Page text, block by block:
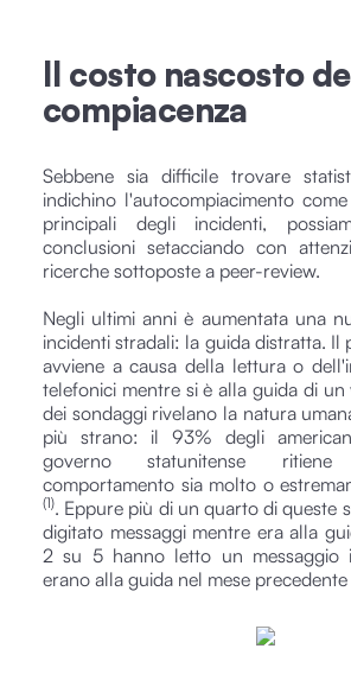
Il costo nascosto
compiacenza
Sebbene sia difficile trovare
indichino l'autocompiacimento
principali degli incidenti,
conclusioni setacciando con
ricerche sottoposte a peer-review.
Negli ultimi anni è aumentata una
incidenti stradali: la guida distratta. Il
avviene a causa della lettura o
telefonici mentre si è alla guida di
dei sondaggi rivelano la natura
più strano: il 93% degli
governo statunitense
comportamento sia molto o
(1). Eppure più di un quarto di queste
digitato messaggi mentre era alla
2 su 5 hanno letto un messaggio
erano alla guida nel mese